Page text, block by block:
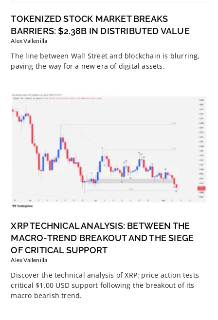
TOKENIZED STOCK MARKET BREAKS
BARRIERS: $2.38B IN DISTRIBUTED VALUE
Alex Vallenilla
The line between Wall Street and blockchain is blurring,
paving the way for a new era of digital assets.
XRP TECHNICAL ANALYSIS: BETWEEN THE
MACRO-TREND BREAKOUT AND THE SIEGE
OF CRITICAL SUPPORT
Alex Vallenilla
Discover the technical analysis of XRP: price action tests
critical $1.00 USD support following the breakout of its
macro bearish trend.